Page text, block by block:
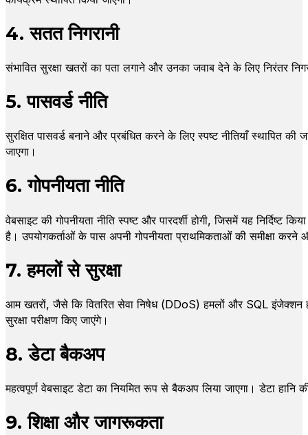
4. सतत निगरानी
संभावित सुरक्षा खतरों का पता लगाने और उनका जवाब देने के लिए निरंतर
5. पासवर्ड नीति
सुरक्षित पासवर्ड बनाने और प्रबंधित करने के लिए स्पष्ट नीतियाँ स्थापित
जाएगा।
6. गोपनीयता नीति
वेबसाइट की गोपनीयता नीति स्पष्ट और पारदर्शी होगी, जिसमें यह
है। उपयोगकर्ताओं के पास अपनी गोपनीयता प्राथमिकताओं की समीक्षा
7. हमलों से सुरक्षा
आम खतरों, जैसे कि वितरित सेवा निषेध (DDoS) हमलों और SQL इंजेक्शन
सुरक्षा परीक्षण किए जाएंगे।
8. डेटा बैकअप
महत्वपूर्ण वेबसाइट डेटा का नियमित रूप से बैकअप लिया जाएगा। डेटा हानि
9. शिक्षा और जागरूकता